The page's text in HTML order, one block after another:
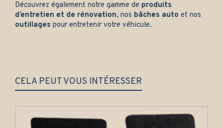
Découvrez également notre gamme de produits
d’entretien et de rénovation, nos bâches auto et nos
outillages pour entretenir votre véhicule.
CELA PEUT VOUS INTÉRESSER